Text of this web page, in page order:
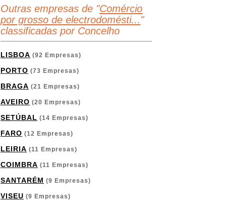
Outras empresas de "Comércio
por grosso de electrodomésti... "
classificadas por Concelho
LISBOA (92 Empresas)
PORTO (73 Empresas)
BRAGA (21 Empresas)
AVEIRO (20 Empresas)
SETÚBAL (14 Empresas)
FARO (12 Empresas)
LEIRIA (11 Empresas)
COIMBRA (11 Empresas)
SANTARÉM (9 Empresas)
VISEU (9 Empresas)